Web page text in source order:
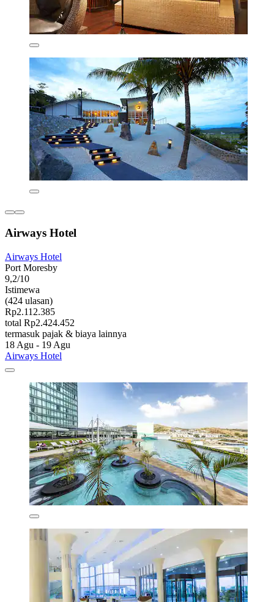
Airways Hotel
Airways Hotel
Port Moresby
9,2/10
Istimewa
(424 ulasan)
Rp2.112.385
total Rp2.424.452
termasuk pajak & biaya lainnya
18 Agu - 19 Agu
Airways Hotel